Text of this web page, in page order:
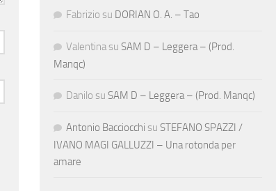
Fabrizio su DORIAN O. A. – Tao
Valentina su SAM D – Leggera – (Prod.
Manqc)
Danilo su SAM D – Leggera – (Prod. Manqc)
Antonio Bacciocchi su STEFANO SPAZZI /
IVANO MAGI GALLUZZI – Una rotonda per
amare